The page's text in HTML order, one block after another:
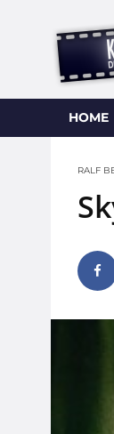
HOME
RALF